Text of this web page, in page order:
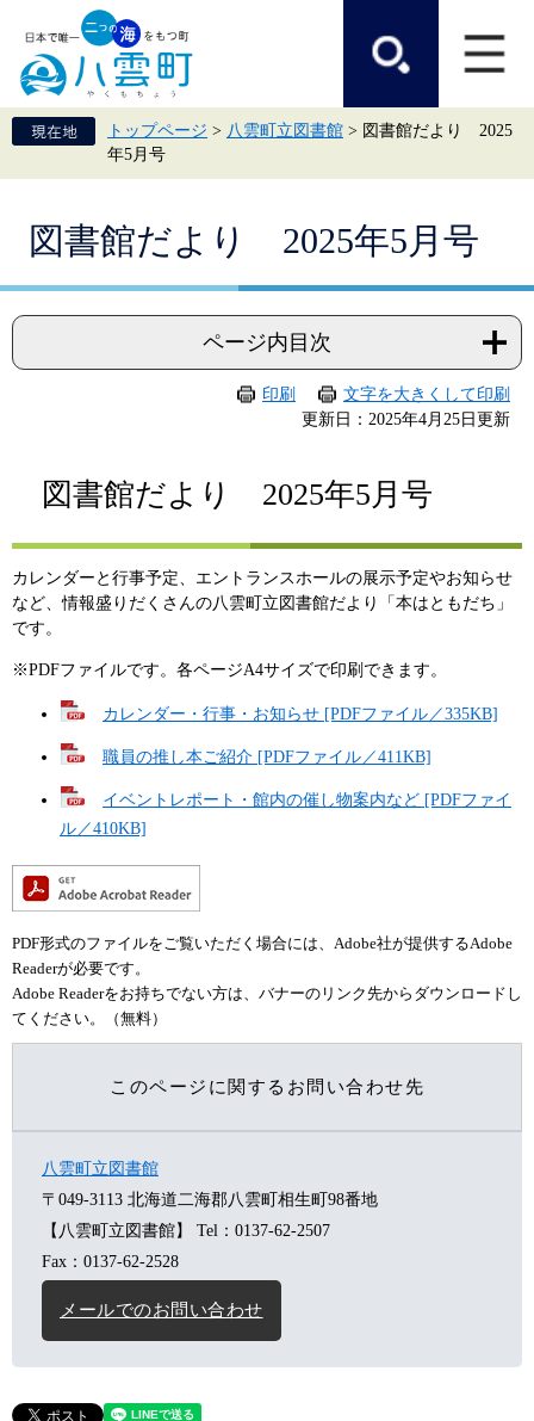
頭
で
飛
ば
て
トップページ > 八雲町立図書館 > 図書館だより 2025
年5月号
図書館だより 2025年5月号
ページ内目次
印刷
文字を大きくして印刷
更新日：2025年4月25日更新
図書館だより 2025年5月号
カレンダーと行事予定、エントランスホールの展示予定やお知らせ
など、情報盛りだくさんの八雲町立図書館だより「本はともだち」
です。
※PDFファイルです。各ページA4サイズで印刷できます。
カレンダー・行事・お知らせ [PDFファイル／335KB]
職員の推し本ご紹介 [PDFファイル／411KB]
イベントレポート・館内の催し物案内など [PDFファイ
ル／410KB]
PDF形式のファイルをご覧いただく場合には、Adobe社が提供するAdobe
Readerが必要です。
Adobe Readerをお持ちでない方は、バナーのリンク先からダウンロードし
てください。（無料）
このページに関するお問い合わせ先
八雲町立図書館
〒049-3113 北海道二海郡八雲町相生町98番地
【八雲町立図書館】
Tel：0137-62-2507
Fax：0137-62-2528
メールでのお問い合わせ